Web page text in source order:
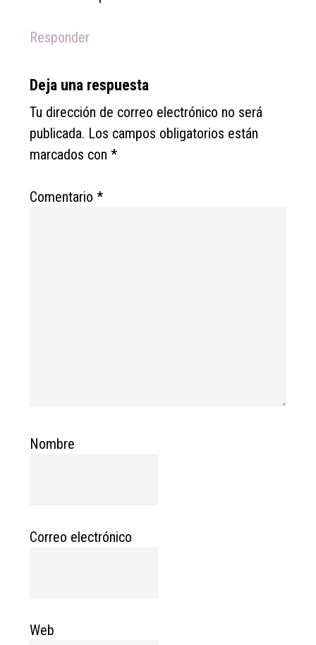
Responder
Deja una respuesta
Tu dirección de correo electrónico no será
publicada. Los campos obligatorios están
marcados con*
Comentario*
Nombre
Correo electrónico
Web